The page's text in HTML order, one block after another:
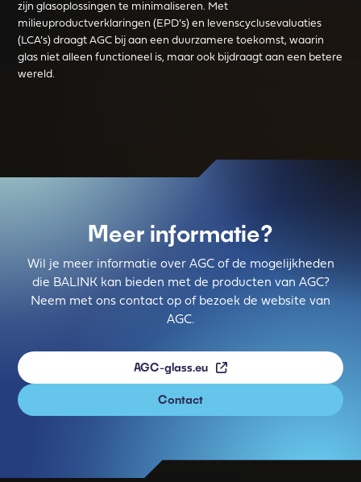
zijn glasoplossingen te minimaliseren. Met
milieuproductverklaringen (EPD’s) en levenscyclusevaluaties
(LCA’s) draagt AGC bij aan een duurzamere toekomst, waarin
glas niet alleen functioneel is, maar ook bijdraagt aan een betere
wereld.
Meer informatie?
Wil je meer informatie over AGC of de mogelijkheden
die BALINK kan bieden met de producten van AGC?
Neem met ons contact op of bezoek de website van
AGC.
AGC-glass.eu
Contact